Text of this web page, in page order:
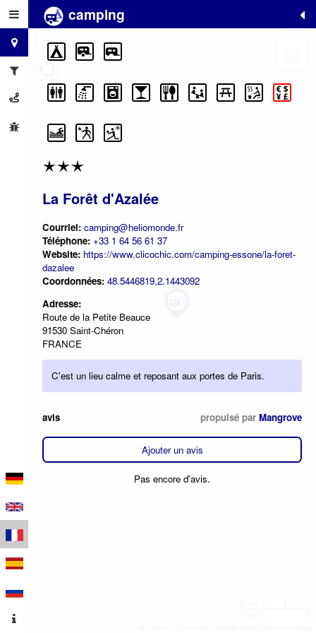
camping
La Forêt d'Azalée
Courriel: camping@heliomonde.fr
Téléphone: +33 1 64 56 61 37
Website: https://www.clicochic.com/camping-essone/la-foret-
dazalee
Coordonnées: 48.5446819,2.1443092
Adresse:
Route de la Petite Beauce
91530 Saint-Chéron
FRANCE
C'est un lieu calme et reposant aux portes de Paris.
avis propulsé par Mangrove
Ajouter un avis
Pas encore d'avis.
+
−